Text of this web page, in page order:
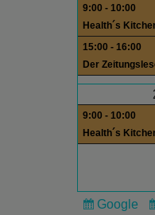
9:00 - 10:00
Health´s
15:00 - 16:00
Der
9:00 - 10:00
Health´s
Google